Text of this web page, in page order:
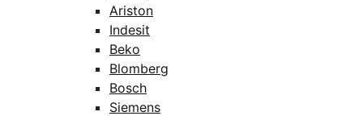
Ariston
Indesit
Beko
Blomberg
Bosch
Siemens